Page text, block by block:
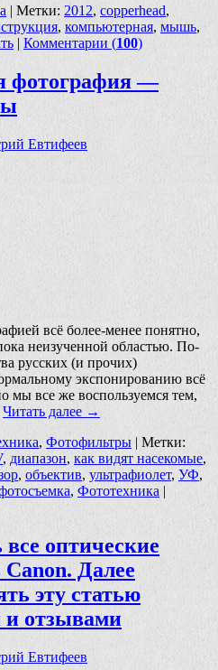
| Метки: 2012, copperhead,
, компьютерная, мышь,
| Комментарии (100)
фотография —
Евтифеев
всё более-менее понятно,
неизученной областью. По-
русских (и прочих)
экспонированию всё
мы все же воспользуемся тем,
Читать далее →
, Фотофильтры | Метки:
, диапазон, как видят насекомые,
, объектив, ультрафиолет, УФ,
, Фототехника |
оптические
Далее
эту статью
отзывами
Евтифеев